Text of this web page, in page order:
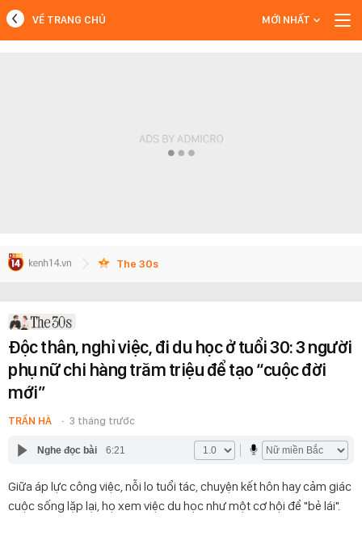
VỀ TRANG CHỦ MỚI NHẤT
The 30s
Độc thân, nghỉ việc, đi du học ở tuổi 30: 3 người
phụ nữ chi hàng trăm triệu để tạo “cuộc đời
mới”
TRẦN HÀ 3 tháng trước
Nghe đọc bài 6:21
Giữa áp lực công việc, nỗi lo tuổi tác, chuyện kết hôn hay cảm giác
cuộc sống lặp lại, họ xem việc du học như một cơ hội để "bẻ lái".